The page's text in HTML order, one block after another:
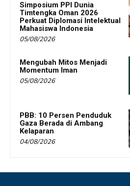
Simposium PPI Dunia
Timtengka Oman 2026
Perkuat Diplomasi Intelektual
Mahasiswa Indonesia
05/08/2026
Mengubah Mitos Menjadi
Momentum Iman
05/08/2026
PBB: 10 Persen Penduduk
Gaza Berada di Ambang
Kelaparan
04/08/2026